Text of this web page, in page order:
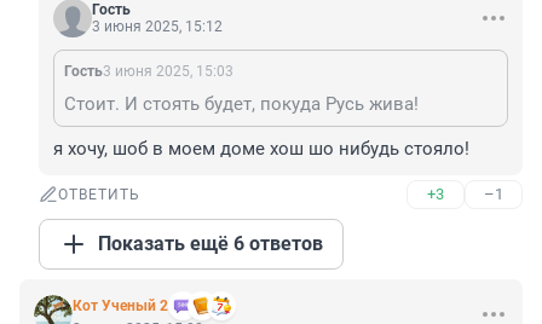
Гость
3 июня 2025, 15:12
Гость3 июня 2025, 15:03
Стоит. И стоять будет, покуда Русь жива!
я хочу, шоб в моем доме хош шо нибудь стояло!
ОТВЕТИТЬ +3 –1
Показать ещё 6 ответов
Кот Ученый 2